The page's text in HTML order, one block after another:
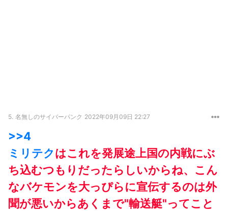
5. 名無しのサイバーパンク 2022年09月09日 22:27
>>4
ミリテクはこれを発展途上国の内戦にぶ
ち込むつもりだったらしいからね、こん
なバケモンを大っぴらに宣伝するのは外
聞が悪いからあくまで"輸送艇"ってこと